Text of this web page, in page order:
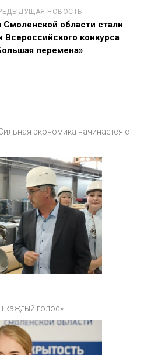
НОВОСТЬ
Смоленской области стали
Всероссийского конкурса
перемена»
экономика начинается с
каждый голос»